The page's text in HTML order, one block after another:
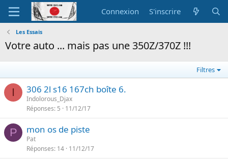
Connexion S'inscrire
Les Essais
Votre auto ... mais pas une 350Z/370Z !!!
Filtres
I 306 2l s16 167ch boîte 6.
Indolorous_Djax
Réponses 5 11/12/17
P mon os de piste
Pat
Réponses 14 11/12/17